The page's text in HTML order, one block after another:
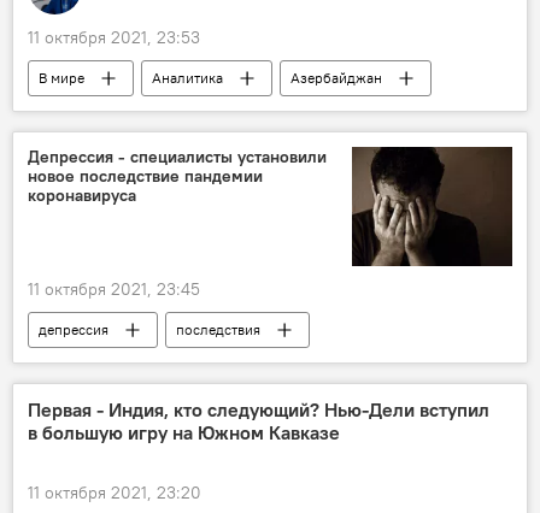
11 октября 2021, 23:53
В мире Аналитика
Азербайджан
Колумнисты
Али Хаменеи
Ильхам Алиев
Иран
Депрессия - специалисты установили
новое последствие пандемии
коронавируса
11 октября 2021, 23:45
депрессия
последствия
коронавирус
ученые врач
Первая - Индия, кто следующий? Нью-Дели вступил
в большую игру на Южном Кавказе
11 октября 2021, 23:20